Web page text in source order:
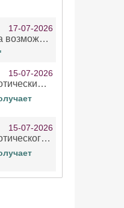
17-07-2026
Я конечно благодарна за возможность бесплатно слушать книги даже новинки , но чтение этой книги просто ужасно
15-07-2026
Автор переборщил с эротическими сценами. Похоже, с этим у него проблемы.
15-07-2026
Автор переборщил с эротического сценами. Похоже, с этим у него проблемы.